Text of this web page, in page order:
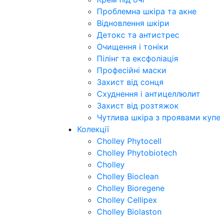
Проблемна шкіра та акне
Відновлення шкіри
Детокс та антистрес
Очищення і тоніки
Пілінг та ексфоліація
Професійні маски
Захист від сонця
Схуднення і антицеллюлит
Захист від розтяжок
Чутлива шкіра з проявами
Колекції
Cholley Phytocell
Cholley Phytobiotech
Cholley
Cholley Bioclean
Cholley Bioregene
Cholley Cellipex
Cholley Biolaston